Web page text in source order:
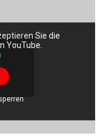
Sie die
YouTube.